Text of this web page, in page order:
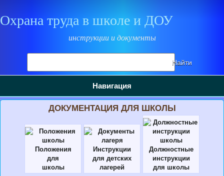
Охрана труда в школе и ДОУ
инструкции и документы
Навигация
ДОКУМЕНТАЦИЯ ДЛЯ ШКОЛЫ
Положения
для
школы
Инструкции
для детских
лагерей
Должностные
инструкции
для школы